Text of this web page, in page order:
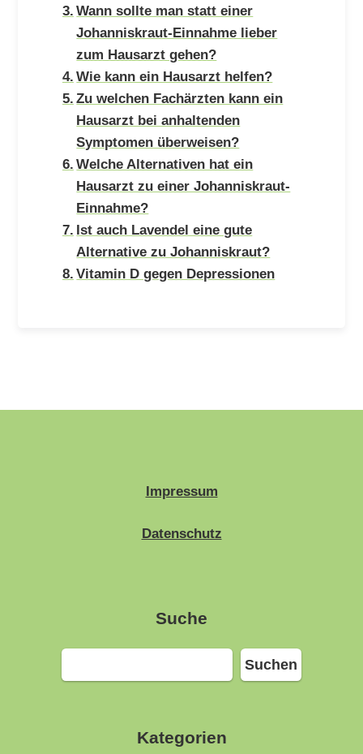
Wann sollte man statt einer
Johanniskraut-Einnahme lieber
zum Hausarzt gehen?
Wie kann ein Hausarzt helfen?
Zu welchen Fachärzten kann ein
Hausarzt bei anhaltenden
Symptomen überweisen?
Welche Alternativen hat ein
Hausarzt zu einer Johanniskraut-
Einnahme?
Ist auch Lavendel eine gute
Alternative zu Johanniskraut?
Vitamin D gegen Depressionen
Impressum
Datenschutz
Suche
Suchen
Suchen
Kategorien